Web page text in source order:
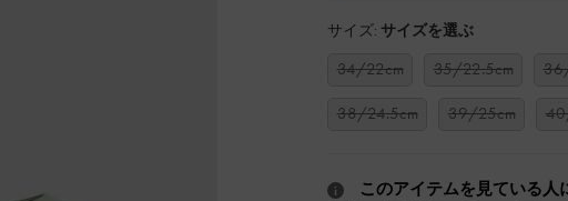
サイズ: サイズを選ぶ
34/22cm 35/22.5cm
38/24.5cm
39/25cm
このアイテムを見ている人